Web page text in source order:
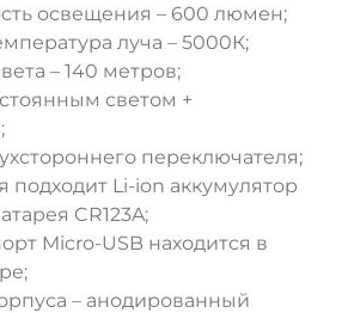
освещения – 600 люмен;
луча – 5000К;
– 140 метров;
светом +
переключателя;
подходит Li-ion аккумулятор
CR123A;
Micro-USB находится в
– анодированный